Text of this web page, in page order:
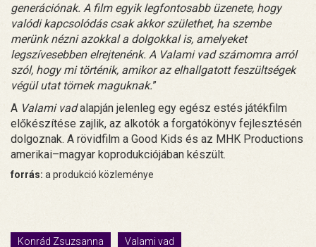
generációnak. A film egyik legfontosabb üzenete, hogy
valódi kapcsolódás csak akkor születhet, ha szembe
merünk nézni azokkal a dolgokkal is, amelyeket
legszívesebben elrejtenénk. A Valami vad számomra arról
szól, hogy mi történik, amikor az elhallgatott feszültségek
végül utat törnek maguknak.”
A Valami vadalapján jelenleg egy egész estés játékfilm
előkészítése zajlik, az alkotók a forgatókönyv fejlesztésén
dolgoznak. A rövidfilm a Good Kids és az MHK Productions
amerikai–magyar koprodukciójában készült.
forrás: a produkció közleménye
Konrád Zsuzsanna Valami vad